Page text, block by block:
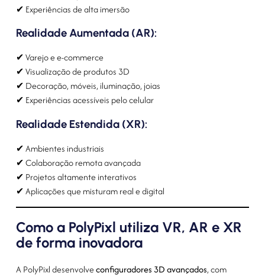
✔ Experiências de alta imersão
Realidade Aumentada (AR):
✔ Varejo e e-commerce
✔ Visualização de produtos 3D
✔ Decoração, móveis, iluminação, joias
✔ Experiências acessíveis pelo celular
Realidade Estendida (XR):
✔ Ambientes industriais
✔ Colaboração remota avançada
✔ Projetos altamente interativos
✔ Aplicações que misturam real e digital
Como a PolyPixl utiliza VR, AR e XR
de forma inovadora
A PolyPixl desenvolveconfiguradores 3D avançados, com